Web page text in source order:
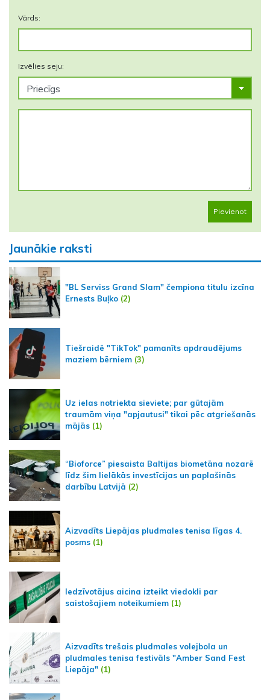
Vārds:
Izvēlies seju:
Pievienot
Jaunākie raksti
"BL Serviss Grand Slam" čempiona titulu izcīna
Ernests Buļko (2)
Tiešraidē "TikTok" pamanīts apdraudējums
maziem bērniem (3)
Uz ielas notriekta sieviete; par gūtajām
traumām viņa "apjautusi" tikai pēc atgriešanās
mājās (1)
“Bioforce” piesaista Baltijas biometāna nozarē
līdz šim lielākās investīcijas un paplašinās
darbību Latvijā (2)
Aizvadīts Liepājas pludmales tenisa līgas 4.
posms (1)
Iedzīvotājus aicina izteikt viedokli par
saistošajiem noteikumiem (1)
Aizvadīts trešais pludmales volejbola un
pludmales tenisa festivāls "Amber Sand Fest
Liepāja" (1)